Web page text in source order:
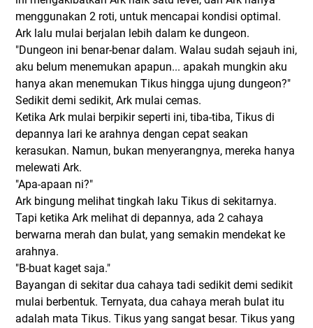
menggunakan 2 roti, untuk mencapai kondisi optimal.
Ark lalu mulai berjalan lebih dalam ke dungeon.
"Dungeon ini benar-benar dalam. Walau sudah sejauh ini,
aku belum menemukan apapun... apakah mungkin aku
hanya akan menemukan Tikus hingga ujung dungeon?"
Sedikit demi sedikit, Ark mulai cemas.
Ketika Ark mulai berpikir seperti ini, tiba-tiba, Tikus di
depannya lari ke arahnya dengan cepat seakan
kerasukan. Namun, bukan menyerangnya, mereka hanya
melewati Ark.
"Apa-apaan ni?"
Ark bingung melihat tingkah laku Tikus di sekitarnya.
Tapi ketika Ark melihat di depannya, ada 2 cahaya
berwarna merah dan bulat, yang semakin mendekat ke
arahnya.
"B-buat kaget saja."
Bayangan di sekitar dua cahaya tadi sedikit demi sedikit
mulai berbentuk. Ternyata, dua cahaya merah bulat itu
adalah mata Tikus. Tikus yang sangat besar. Tikus yang